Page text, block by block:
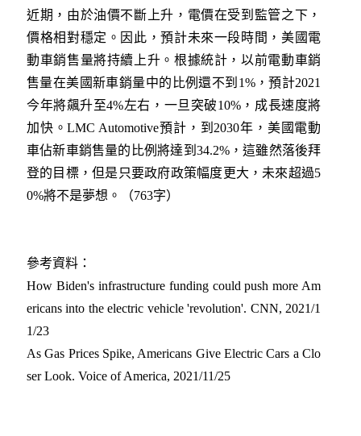
近期，由於油價不斷上升，電價在受到監管之下，
價格相對穩定。因此，預計未來一段時間，美國電
動車銷售量將持續上升。根據統計，以前電動車銷
售量在美國新車銷量中的比例還不到1%，預計2021
今年將飆升至4%左右，一旦突破10%，成長速度將
加快。LMC Automotive預計，到2030年，美國電動
車佔新車銷售量的比例將達到34.2%，這雖然落後拜
登的目標，但是只要政府政策幅度更大，未來超過5
0%將不是夢想。（763字）
參考資料：
How Biden's infrastructure funding could push more Am
ericans into the electric vehicle 'revolution'. CNN, 2021/1
1/23
As Gas Prices Spike, Americans Give Electric Cars a Clo
ser Look. Voice of America, 2021/11/25